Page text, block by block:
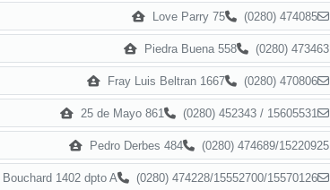
Love Parry 75 (0280) 474085
Piedra Buena 558 (0280) 473463
Fray Luis Beltran 1667 (0280) 470806
25 de Mayo 861 (0280) 452343 / 15605531
Pedro Derbes 484 (0280) 474689/15220925
Bouchard 1402 dpto A (0280) 474228/15552700/15570126